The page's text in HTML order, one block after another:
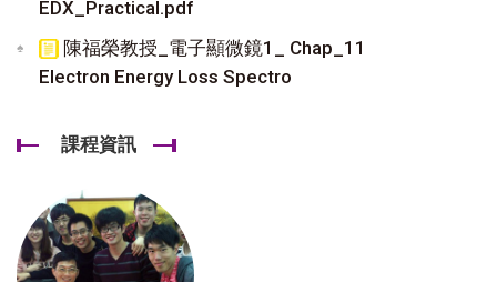
EDX_Practical.pdf
陳福榮教授_電子顯微鏡1_ Chap_11
Electron Energy Loss Spectro
課程資訊